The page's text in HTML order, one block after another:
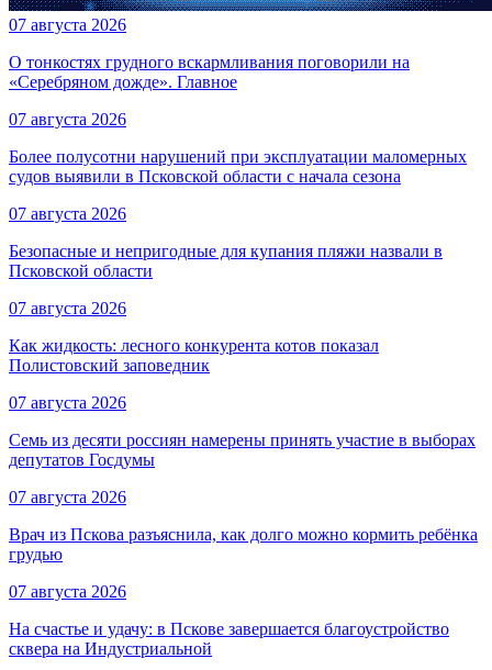
07 августа 2026
О тонкостях грудного вскармливания поговорили на
«Серебряном дожде». Главное
07 августа 2026
Более полусотни нарушений при эксплуатации маломерных
судов выявили в Псковской области с начала сезона
07 августа 2026
Безопасные и непригодные для купания пляжи назвали в
Псковской области
07 августа 2026
Как жидкость: лесного конкурента котов показал
Полистовский заповедник
07 августа 2026
Семь из десяти россиян намерены принять участие в выборах
депутатов Госдумы
07 августа 2026
Врач из Пскова разъяснила, как долго можно кормить ребёнка
грудью
07 августа 2026
На счастье и удачу: в Пскове завершается благоустройство
сквера на Индустриальной